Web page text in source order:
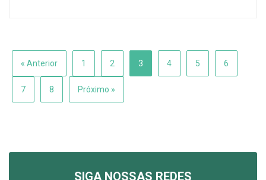
« Anterior 1 2 3 4 5 6
7 8 Próximo »
SIGA NOSSAS REDES